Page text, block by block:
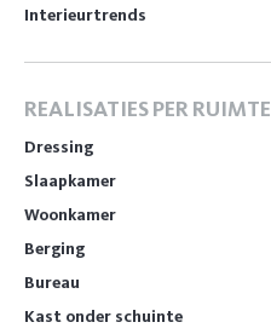
Interieurtrends
REALISATIES PER RUIMTE
Dressing
Slaapkamer
Woonkamer
Berging
Bureau
Kast onder schuinte